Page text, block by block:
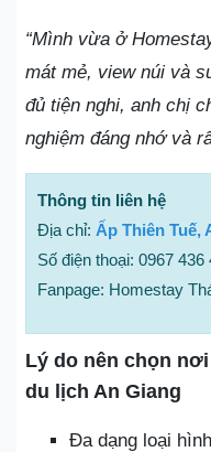
“Mình vừa ở
mát mẻ, view núi và
đủ tiện nghi, anh chị
nghiệm đáng nhớ và
Thông tin liên hệ
Địa chỉ: Ấp Thiên Tuế,
Số điện thoại: 0967 436
Fanpage: Homestay
Lý do nên chọn
du lịch An Giang
Đa dạng loại